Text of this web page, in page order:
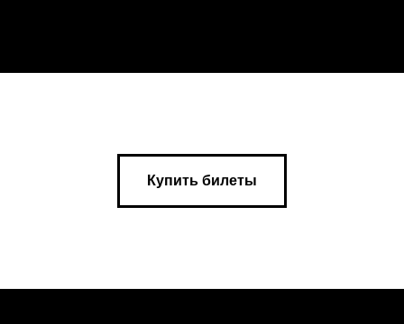
Купить билеты